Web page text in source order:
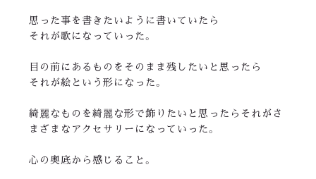
思った事を書きたいように書いていたら
それが歌になっていった。
目の前にあるものをそのまま残したいと思ったら
それが絵という形になった。
綺麗なものを綺麗な形で飾りたいと思ったらそれがさ
まざまなアクセサリーになっていった。
心の奥底から感じること。